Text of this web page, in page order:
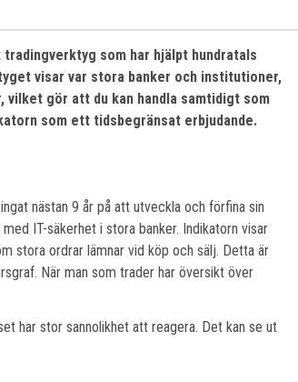
som har hjälpt hundratals
visar var stora banker och institutioner,
vilket gör att du kan handla samtidigt som
som ett tidsbegränsat erbjudande.
nästan 9 år på att utveckla och förfina sin
IT-säkerhet i stora banker. Indikatorn visar
stora ordrar lämnar vid köp och sälj. Detta är
När man som trader har översikt över
har stor sannolikhet att reagera. Det kan se ut